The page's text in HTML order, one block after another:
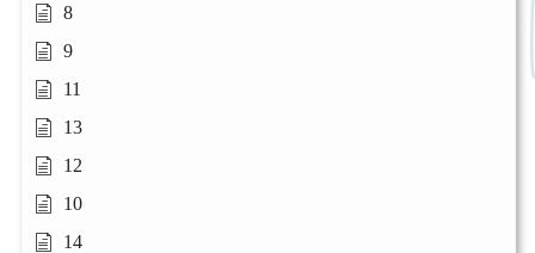
8
9
11
13
12
10
14